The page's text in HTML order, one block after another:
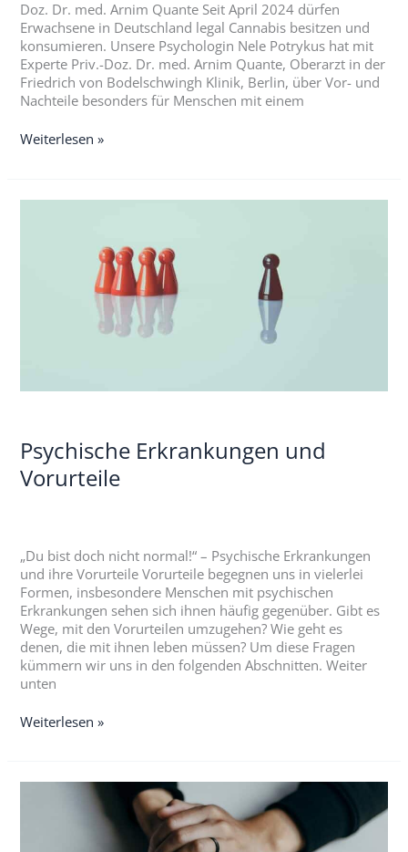
Doz. Dr. med. Arnim Quante Seit April 2024 dürfen
Erwachsene in Deutschland legal Cannabis besitzen und
konsumieren. Unsere Psychologin Nele Potrykus hat mit
Experte Priv.-Doz. Dr. med. Arnim Quante, Oberarzt in der
Friedrich von Bodelschwingh Klinik, Berlin, über Vor- und
Nachteile besonders für Menschen mit einem
Weiterlesen »
Psychische Erkrankungen und
Vorurteile
„Du bist doch nicht normal!“ – Psychische Erkrankungen
und ihre Vorurteile Vorurteile begegnen uns in vielerlei
Formen, insbesondere Menschen mit psychischen
Erkrankungen sehen sich ihnen häufig gegenüber. Gibt es
Wege, mit den Vorurteilen umzugehen? Wie geht es
denen, die mit ihnen leben müssen? Um diese Fragen
kümmern wir uns in den folgenden Abschnitten. Weiter
unten
Weiterlesen »